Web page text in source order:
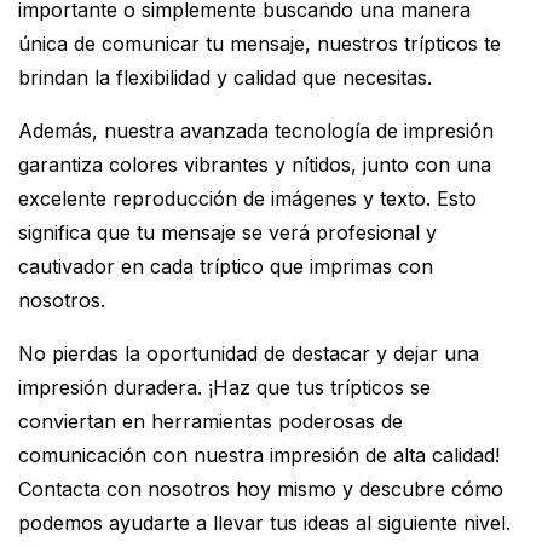
importante o simplemente buscando una manera
única de comunicar tu mensaje, nuestros trípticos te
brindan la flexibilidad y calidad que necesitas.
Además, nuestra avanzada tecnología de impresión
garantiza colores vibrantes y nítidos, junto con una
excelente reproducción de imágenes y texto. Esto
significa que tu mensaje se verá profesional y
cautivador en cada tríptico que imprimas con
nosotros.
No pierdas la oportunidad de destacar y dejar una
impresión duradera. ¡Haz que tus trípticos se
conviertan en herramientas poderosas de
comunicación con nuestra impresión de alta calidad!
Contacta con nosotros hoy mismo y descubre cómo
podemos ayudarte a llevar tus ideas al siguiente nivel.